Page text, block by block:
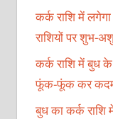
कर्क राशि में
राशियों पर शुभ-
कर्क राशि में बुध
फूंक-फूंक कर
बुध का कर्क राशि